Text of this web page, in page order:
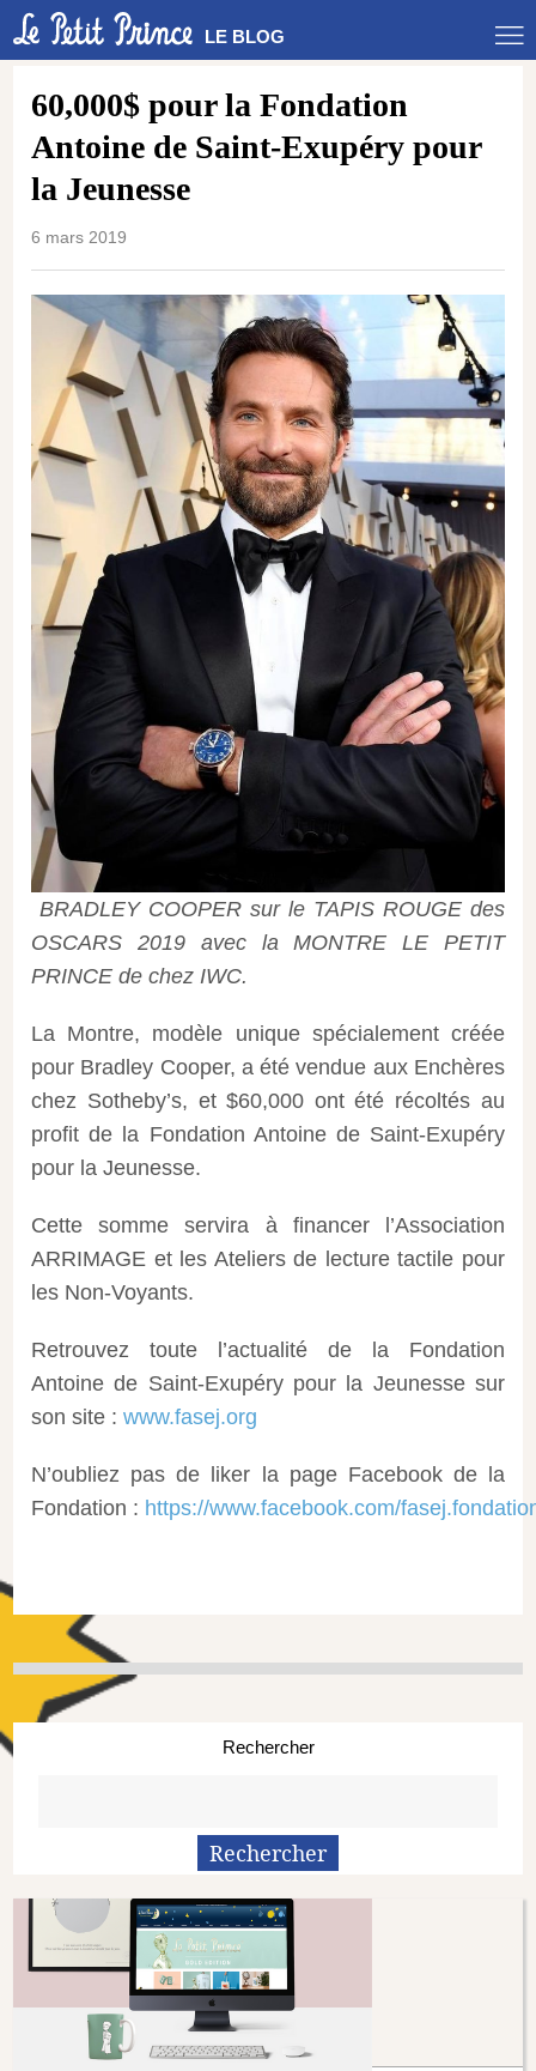
LE BLOG
60,000$ pour la Fondation
Antoine de Saint-Exupéry pour
la Jeunesse
6 mars 2019
BRADLEY COOPER sur le TAPIS ROUGE des
OSCARS 2019 avec la MONTRE LE PETIT
PRINCE de chez IWC.
La Montre, modèle unique spécialement créée
pour Bradley Cooper, a été vendue aux Enchères
chez Sotheby’s, et $60,000 ont été récoltés au
profit de la Fondation Antoine de Saint-Exupéry
pour la Jeunesse.
Cette somme servira à financer l’Association
ARRIMAGE et les Ateliers de lecture tactile pour
les Non-Voyants.
Retrouvez toute l’actualité de la Fondation
Antoine de Saint-Exupéry pour la Jeunesse sur
son site :www.fasej.org
N’oubliez pas de liker la page Facebook de la
Fondation : https://www.facebook.com/
Rechercher